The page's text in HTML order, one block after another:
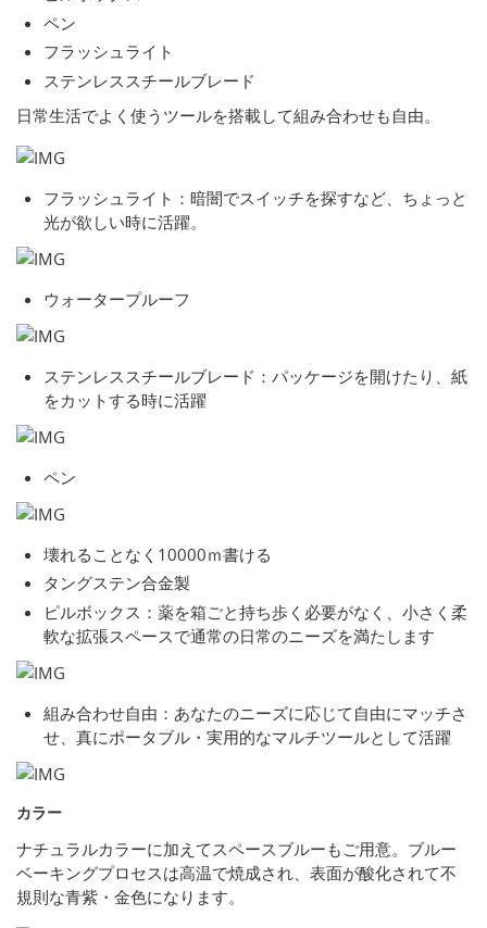
ペン
フラッシュライト
ステンレススチールブレード
日常生活でよく使うツールを搭載して組み合わせも自由。
フラッシュライト：暗闇でスイッチを探すなど、ちょっと
光が欲しい時に活躍。
ウォータープルーフ
ステンレススチールブレード：パッケージを開けたり、紙
をカットする時に活躍
ペン
壊れることなく10000ｍ書ける
タングステン合金製
ピルボックス：薬を箱ごと持ち歩く必要がなく、小さく柔
軟な拡張スペースで通常の日常のニーズを満たします
組み合わせ自由：あなたのニーズに応じて自由にマッチさ
せ、真にポータブル・実用的なマルチツールとして活躍
カラー
ナチュラルカラーに加えてスペースブルーもご用意。ブルー
ベーキングプロセスは高温で焼成され、表面が酸化されて不
規則な青紫・金色になります。